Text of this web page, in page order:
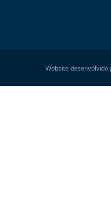
Website desenvolvido